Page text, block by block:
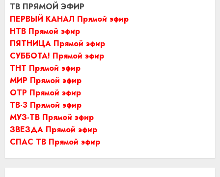
ТВ ПРЯМОЙ ЭФИР
ПЕРВЫЙ КАНАЛ Прямой эфир
НТВ Прямой эфир
ПЯТНИЦА Прямой эфир
СУББОТА! Прямой эфир
ТНТ Прямой эфир
МИР Прямой эфир
ОТР Прямой эфир
ТВ-3 Прямой эфир
МУЗ-ТВ Прямой эфир
ЗВЕЗДА Прямой эфир
СПАС ТВ Прямой эфир